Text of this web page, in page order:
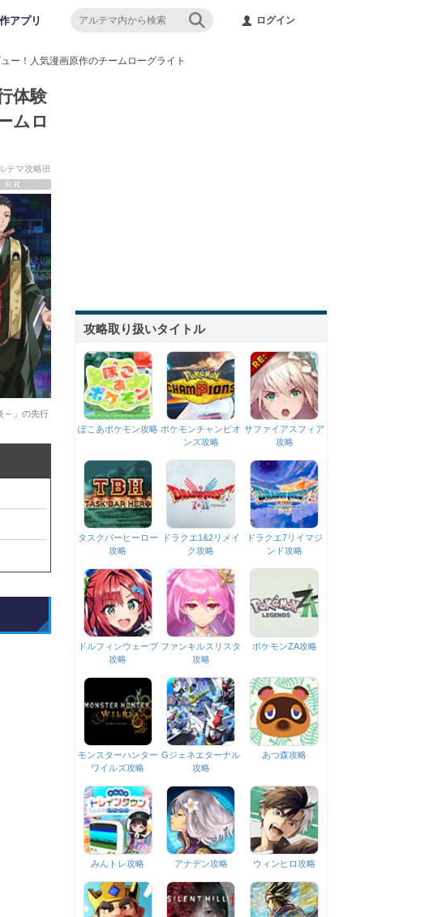
アプリ ログイン
ー！人気漫画原作のチームローグライト
体験
ムロ
テマ攻略班
PR
～」の先行
攻略取り扱いタイトル
ぽこあポケモン攻略 ポケモンチャンピオ
ンズ攻略
サファイアスフィア
攻略
タスクバーヒーロー
攻略
ドラクエ1&2リメイ
ク攻略
ドラクエ7リイマジ
ンド攻略
ドルフィンウェーブ
攻略
ファンキルスリスタ
攻略
ポケモンZA攻略
モンスターハンター
ワイルズ攻略
Gジェネエターナル
攻略
あつ森攻略
みんトレ攻略 アナデン攻略 ウィンヒロ攻略